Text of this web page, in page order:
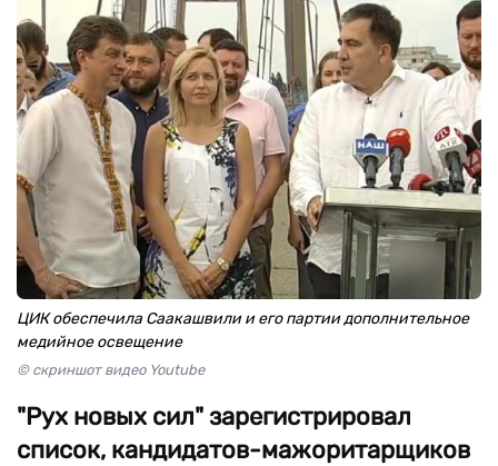
ЦИК обеспечила Саакашвили и его партии дополнительное
медийное освещение
© скриншот видео Youtube
"Рух новых сил" зарегистрировал
список, кандидатов-мажоритарщиков